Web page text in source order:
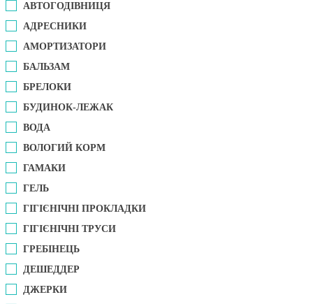
АВТОГОДІВНИЦЯ
АДРЕСНИКИ
АМОРТИЗАТОРИ
БАЛЬЗАМ
БРЕЛОКИ
БУДИНОК-ЛЕЖАК
ВОДА
ВОЛОГИЙ КОРМ
ГАМАКИ
ГЕЛЬ
ГІГІЄНІЧНІ ПРОКЛАДКИ
ГІГІЄНІЧНІ ТРУСИ
ГРЕБІНЕЦЬ
ДЕШЕДДЕР
ДЖЕРКИ